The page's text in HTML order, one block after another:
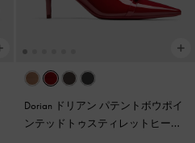
Dorian ドリアン パテントボウポイ
ンテッドトゥスティレットヒール